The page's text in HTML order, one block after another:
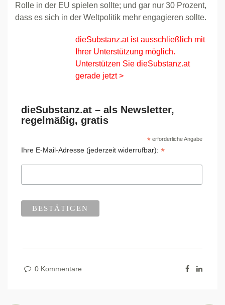
Rolle in der EU spielen sollte; und gar nur 30 Prozent,
dass es sich in der Weltpolitik mehr engagieren sollte.
dieSubstanz.at ist ausschließlich mit
Ihrer Unterstützung möglich.
Unterstützen Sie dieSubstanz.at
gerade jetzt >
dieSubstanz.at – als Newsletter,
regelmäßig, gratis
*erforderliche Angabe
Ihre E-Mail-Adresse (jederzeit widerrufbar): *
0 Kommentare